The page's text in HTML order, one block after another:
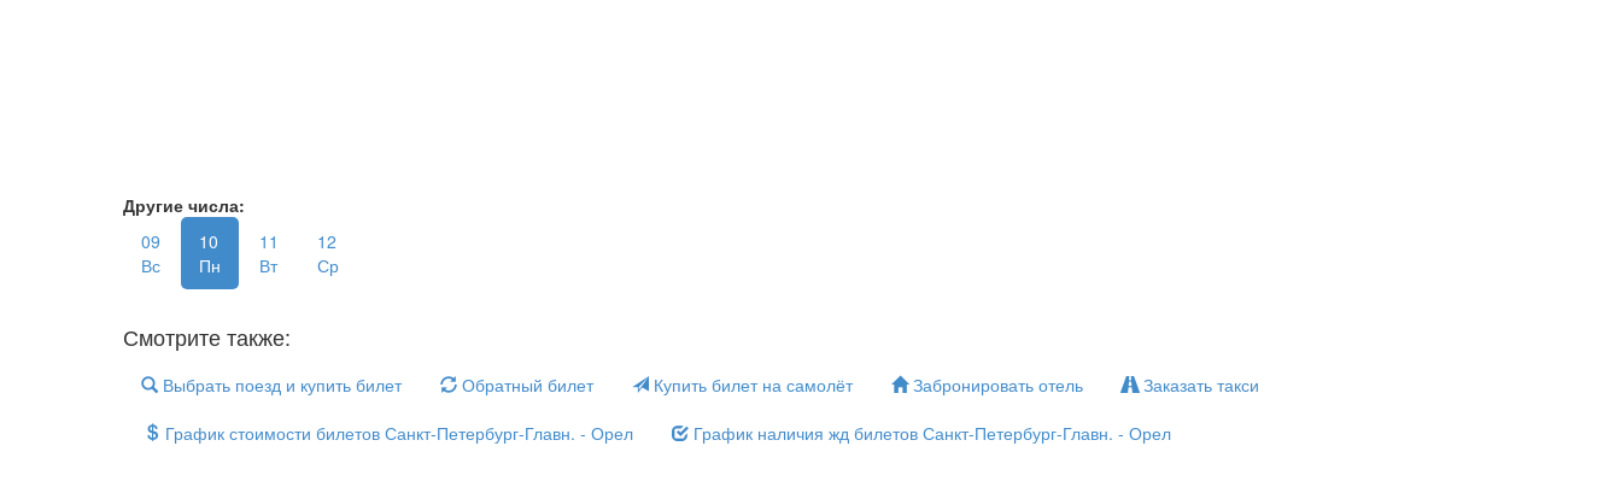
Другие числа:
09
Вс
10
Пн
11
Вт
12
Ср
Смотрите также:
Выбрать поезд и купить билет Обратный билет Купить билет на самолёт Забронировать отель
Заказать такси
График стоимости билетов Санкт-Петербург-Главн. - Орел
График наличия жд билетов Санкт-Петербург-Главн. - Орел